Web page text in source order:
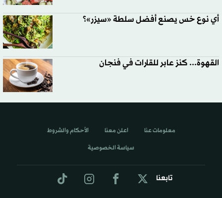
أي نوع خس يصنع أفضل سلطة «سيزر»؟
القهوة... كنز عابر للقارات في فنجان
تابعنا
معلومات عنا اعلن معنا الأحكام والشروط
سياسة الخصوصية